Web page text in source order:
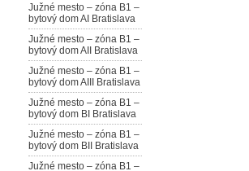
Južné mesto – zóna B1 –
bytový dom AI Bratislava
Južné mesto – zóna B1 –
bytový dom AII Bratislava
Južné mesto – zóna B1 –
bytový dom AIII Bratislava
Južné mesto – zóna B1 –
bytový dom BI Bratislava
Južné mesto – zóna B1 –
bytový dom BII Bratislava
Južné mesto – zóna B1 –